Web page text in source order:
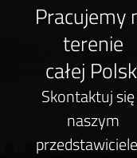
Pracujemy
terenie
całej
Skontaktuj
naszym